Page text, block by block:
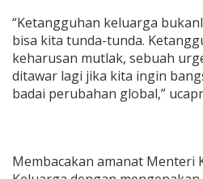
D
i
s
r
u
p
l
“Ketangguhan keluarga
bisa kita tunda-tunda.
keharusan mutlak, sebuah
ditawar lagi jika kita ingin
badai perubahan global,”
Membacakan amanat Menteri